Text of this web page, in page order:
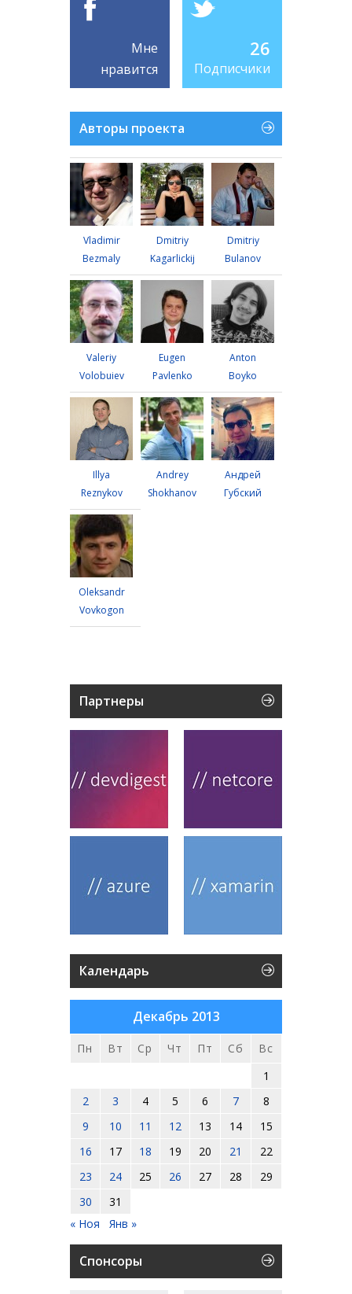
Мне
нравится
26
Подписчики
Авторы проекта
Vladimir
Bezmaly
Dmitriy
Kagarlickij
Dmitriy
Bulanov
Valeriy
Volobuiev
Eugen
Pavlenko
Anton
Boyko
Illya
Reznykov
Andrey
Shokhanov
Андрей
Губский
Oleksandr
Vovkogon
Партнеры
Календарь
Декабрь 2013
Пн Вт Ср Чт Пт Сб
Вс
1
2
3 4 5 6 7
8
9
10 11 12 13 14
15
16
17 18 19 20 21
22
23
24 25 26 27 28
29
30
31
« Ноя
Янв »
Спонсоры